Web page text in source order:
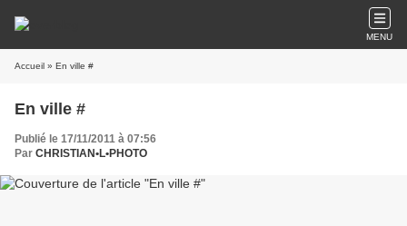
MENU
Accueil » En ville #
En ville #
Publié le 17/11/2011 à 07:56
Par CHRISTIAN•L•PHOTO